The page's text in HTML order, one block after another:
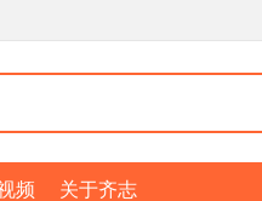
频 关于齐志